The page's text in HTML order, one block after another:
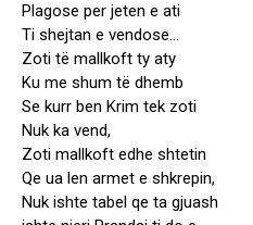
Plagose per jeten e ati
Ti shejtan e vendose…
Zoti të mallkoft ty aty
Ku me shum të dhemb
Se kurr ben Krim tek zoti
Nuk ka vend,
Zoti mallkoft edhe shtetin
Qe ua len armet e shkrepin,
Nuk ishte tabel qe ta gjuash